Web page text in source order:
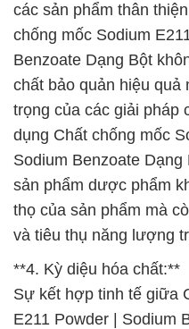
các sản phẩm thân
chống mốc Sodium
Benzoate Dạng Bột
chất bảo quản hiệu quả
trọng của các giải pháp
dụng Chất chống mốc
Sodium Benzoate
sản phẩm dược phẩm
thọ của sản phẩm mà
và tiêu thụ năng lượng
**4. Kỳ diệu hóa chất:**
Sự kết hợp tinh tế giữa
E211 Powder | Sodium